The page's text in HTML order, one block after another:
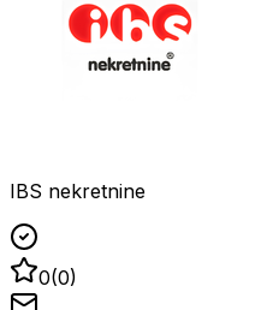
IBS nekretnine
0(0)